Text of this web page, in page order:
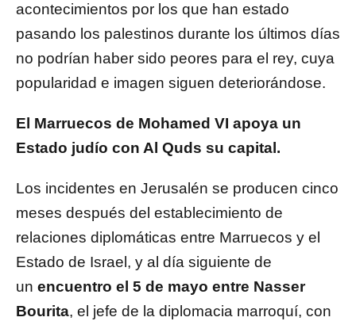
acontecimientos por los que han estado
pasando los palestinos durante los últimos días
no podrían haber sido peores para el rey, cuya
popularidad e imagen siguen deteriorándose.
El Marruecos de Mohamed VI apoya un
Estado judío con Al Quds su capital.
Los incidentes en Jerusalén se producen cinco
meses después del establecimiento de
relaciones diplomáticas entre Marruecos y el
Estado de Israel, y al día siguiente de
un encuentro el 5 de mayo entre Nasser
Bourita, el jefe de la diplomacia marroquí, con